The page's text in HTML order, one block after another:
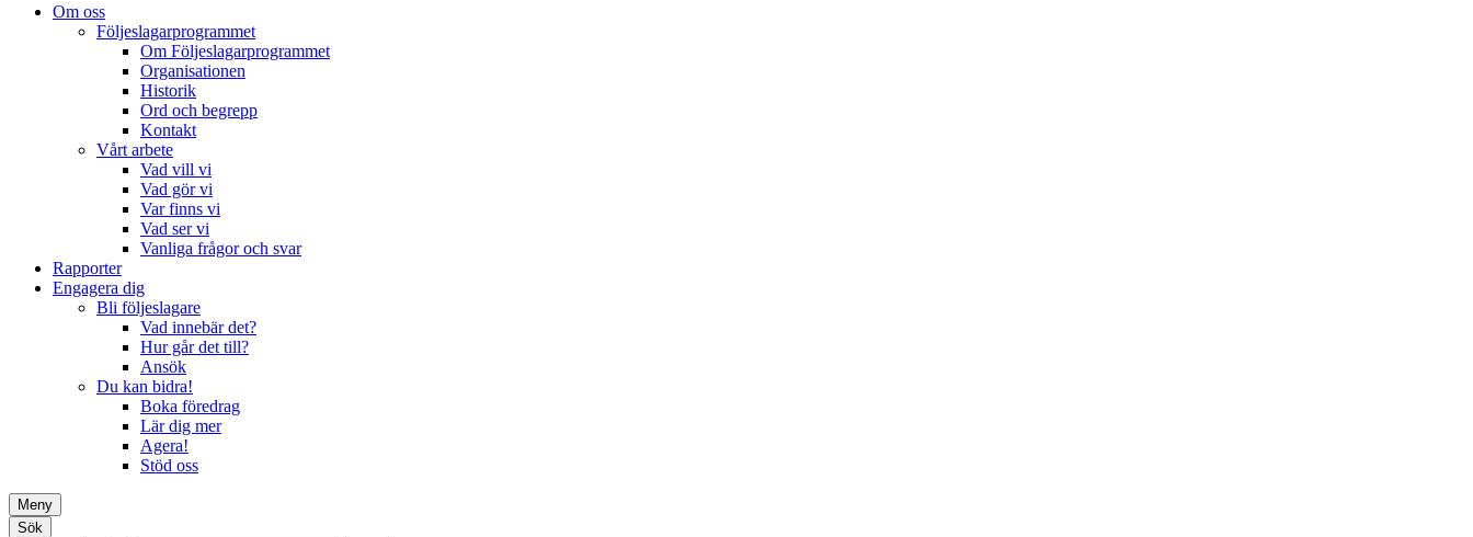
Om oss
Följeslagarprogrammet
Om Följeslagarprogrammet
Organisationen
Historik
Ord och begrepp
Kontakt
Vårt arbete
Vad vill vi
Vad gör vi
Var finns vi
Vad ser vi
Vanliga frågor och svar
Rapporter
Engagera dig
Bli följeslagare
Vad innebär det?
Hur går det till?
Ansök
Du kan bidra!
Boka föredrag
Lär dig mer
Agera!
Stöd oss
Meny
Sök